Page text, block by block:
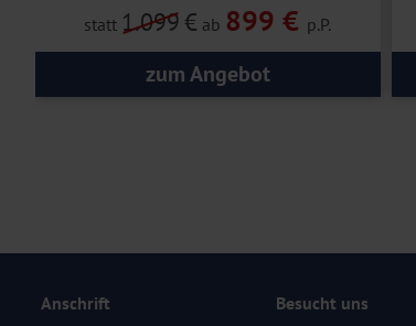
statt 1.099€ ab 899 € p.P.
zum Angebot
Anschrift Besucht uns